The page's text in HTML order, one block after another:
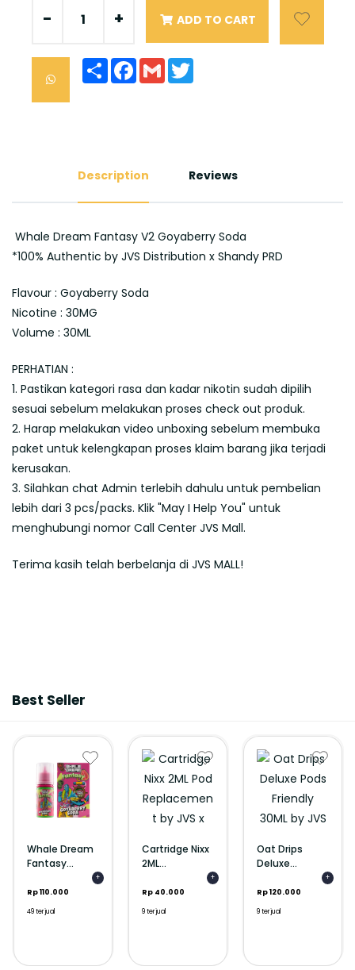
- + ADD TO CART
Share Facebook
Gmail
Description Reviews
Whale Dream Fantasy V2 Goyaberry Soda
*100% Authentic by JVS Distribution x Shandy PRD
Flavour : Goyaberry Soda
Nicotine : 30MG
Volume : 30ML
PERHATIAN :
1. Pastikan kategori rasa dan kadar nikotin sudah dipilih
sesuai sebelum melakukan proses check out produk.
2. Harap melakukan video unboxing sebelum membuka
paket untuk kelengkapan proses klaim barang jika terjadi
kerusakan.
3. Silahkan chat Admin terlebih dahulu untuk pembelian
lebih dari 3 pcs/packs. Klik "May I Help You" untuk
menghubungi nomor Call Center JVS Mall.
Terima kasih telah berbelanja di JVS MALL!
Best Seller
Whale Dream
Fantasy...
Rp 110.000
49 terjual
+
Cartridge Nixx
2ML...
Rp 40.000
9 terjual
+
Oat Drips
Deluxe...
Rp 120.000
9 terjual
+